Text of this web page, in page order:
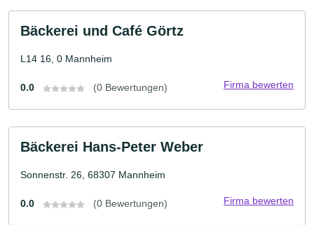
Bäckerei und Café Görtz
L14 16, 0 Mannheim
0.0 (0 Bewertungen) Firma bewerten
Bäckerei Hans-Peter Weber
Sonnenstr. 26, 68307 Mannheim
0.0 (0 Bewertungen) Firma bewerten